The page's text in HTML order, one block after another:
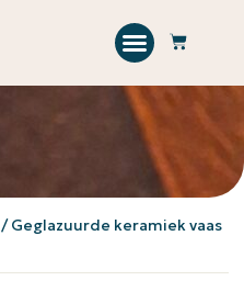
/ Geglazuurde keramiek vaas